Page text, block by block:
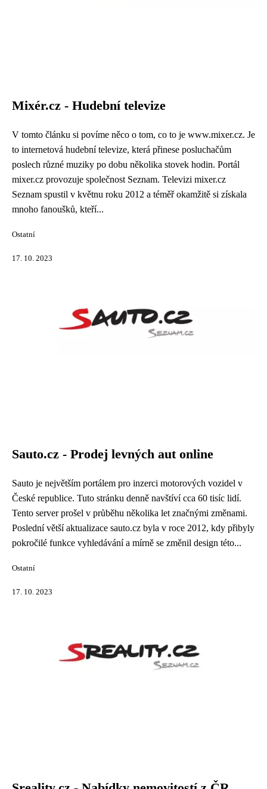
Mixér.cz - Hudební televize
V tomto článku si povíme něco o tom, co to je www.mixer.cz. Je
to internetová hudební televize, která přinese posluchačům
poslech různé muziky po dobu několika stovek hodin. Portál
mixer.cz provozuje společnost Seznam. Televizi mixer.cz
Seznam spustil v květnu roku 2012 a téměř okamžitě si získala
mnoho fanoušků, kteří...
Ostatní
17. 10. 2023
Sauto.cz - Prodej levných aut online
Sauto je největším portálem pro inzerci motorových vozidel v
České republice. Tuto stránku denně navštíví cca 60 tisíc lidí.
Tento server prošel v průběhu několika let značnými změnami.
Poslední větší aktualizace sauto.cz byla v roce 2012, kdy přibyly
pokročilé funkce vyhledávání a mírně se změnil design této...
Ostatní
17. 10. 2023